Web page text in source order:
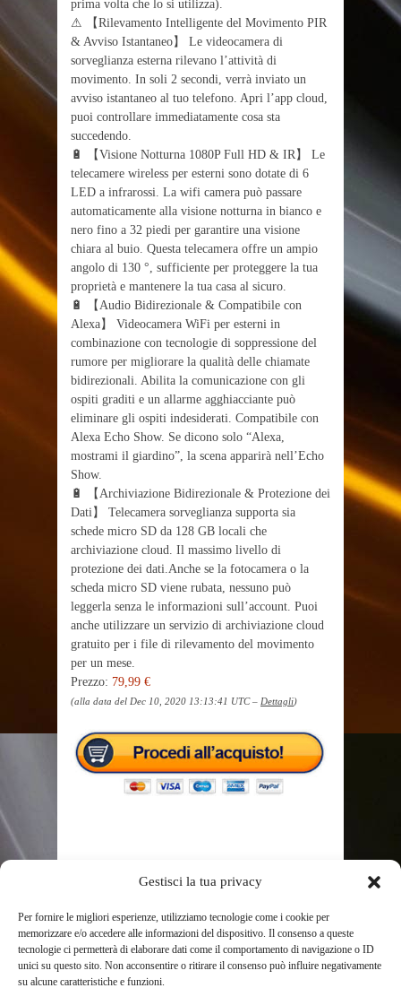
Gestisci la tua privacy
Per fornire le migliori esperienze, utilizziamo tecnologie come i cookie per
memorizzare e/o accedere alle informazioni del dispositivo. Il consenso a queste
tecnologie ci permetterà di elaborare dati come il comportamento di navigazione o ID
unici su questo sito. Non acconsentire o ritirare il consenso può influire negativamente
su alcune caratteristiche e funzioni.
prima volta che lo si utilizza).
⚠ 【Rilevamento Intelligente del Movimento PIR
& Avviso Istantaneo】 Le videocamera di
sorveglianza esterna rilevano l’attività di
movimento. In soli 2 secondi, verrà inviato un
avviso istantaneo al tuo telefono. Apri l’app cloud,
puoi controllare immediatamente cosa sta
succedendo.
🔋 【Visione Notturna 1080P Full HD & IR】 Le
telecamere wireless per esterni sono dotate di 6
LED a infrarossi. La wifi camera può passare
automaticamente alla visione notturna in bianco e
nero fino a 32 piedi per garantire una visione
chiara al buio. Questa telecamera offre un ampio
angolo di 130 °, sufficiente per proteggere la tua
proprietà e mantenere la tua casa al sicuro.
🔋 【Audio Bidirezionale & Compatibile con
Alexa】 Videocamera WiFi per esterni in
combinazione con tecnologie di soppressione del
rumore per migliorare la qualità delle chiamate
bidirezionali. Abilita la comunicazione con gli
ospiti graditi e un allarme agghiacciante può
eliminare gli ospiti indesiderati. Compatibile con
Alexa Echo Show. Se dicono solo “Alexa,
mostrami il giardino”, la scena apparirà nell’Echo
Show.
🔋 【Archiviazione Bidirezionale & Protezione dei
Dati】 Telecamera sorveglianza supporta sia
schede micro SD da 128 GB locali che
archiviazione cloud. Il massimo livello di
protezione dei dati.Anche se la fotocamera o la
scheda micro SD viene rubata, nessuno può
leggerla senza le informazioni sull’account. Puoi
anche utilizzare un servizio di archiviazione cloud
gratuito per i file di rilevamento del movimento
per un mese.
Prezzo: 79,99 €
(alla data del Dec 10, 2020 13:13:41 UTC – Dettagli)
AUDIO
BATTERIA
BUTURE
CON ESTERNO IP65
MOVIMENTO
NOTTURNA
PANNELLO RILEVATORE
SDCLOUD
SOLARE
SORVEGLIANZA
TELECAMERA
VIDEOCAMERA
VIDEOCAMERE DI SORVEGLIANZA